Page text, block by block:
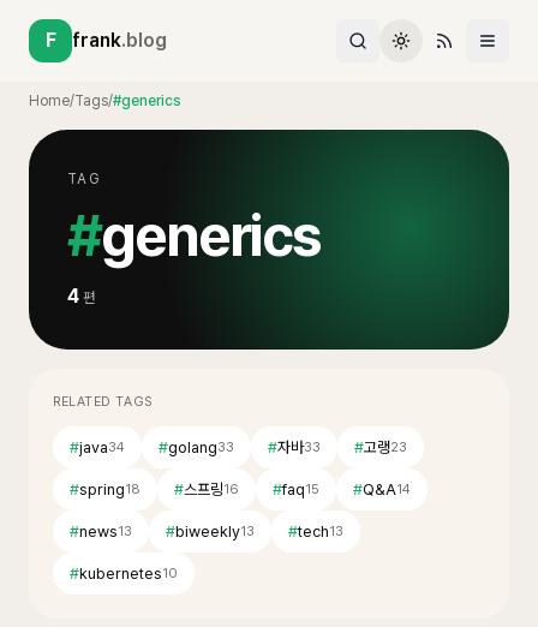
F frank.blog
Home/Tags/#generics
TAG
#generics
4 편
RELATED TAGS
#java34 #golang33 #자바33 #고랭23
#spring18 #스프링16 #faq15 #Q&A14
#news13 #biweekly13 #tech13
#kubernetes10